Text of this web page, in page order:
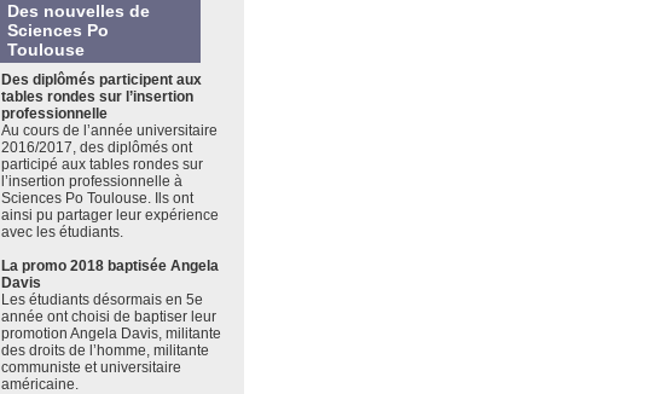
Des nouvelles de
Sciences Po
Toulouse
Des diplômés participent aux
tables rondes sur l’insertion
professionnelle
Au cours de l’année universitaire
2016/2017, des diplômés ont
participé aux tables rondes sur
l’insertion professionnelle à
Sciences Po Toulouse. Ils ont
ainsi pu partager leur expérience
avec les étudiants.
La promo 2018 baptisée Angela
Davis
Les étudiants désormais en 5e
année ont choisi de baptiser leur
promotion Angela Davis, militante
des droits de l’homme, militante
communiste et universitaire
américaine.